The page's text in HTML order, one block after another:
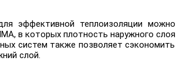
эффективной теплоизоляции можно
в которых плотность наружного слоя
систем также позволяет сэкономить
слой.